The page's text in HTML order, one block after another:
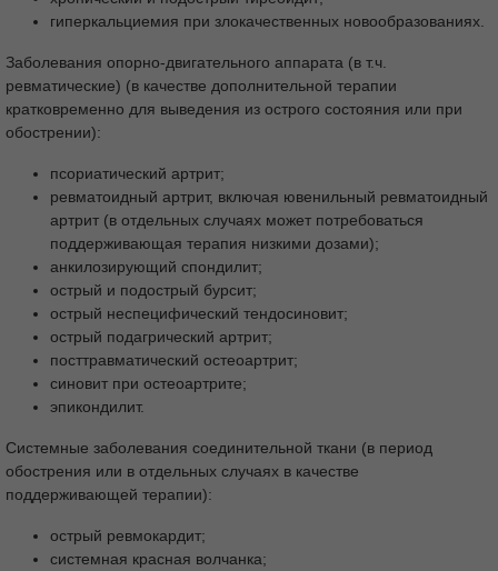
Противопоказания
С осторожностью
Применение при беременности и в период
грудного вскармливания
Способ применения и дозы
АЛЬТЕРНИРУЮЩАЯ ТЕРАПИЯ
Побочное действие
Взаимодействие с другими
лекарственными средствами
Особые указания
Влияние на способность управлять
транспортными средствами, механизмами
Форма выпуска
Хранение
Условия отпуска из аптек
гиперкальциемия при злокачественных новообразованиях.
Заболевания опорно-двигательного аппарата (в т.ч.
ревматические) (в качестве дополнительной терапии
кратковременно для выведения из острого состояния или при
обострении):
псориатический артрит;
ревматоидный артрит, включая ювенильный ревматоидный
артрит (в отдельных случаях может потребоваться
поддерживающая терапия низкими дозами);
анкилозирующий спондилит;
острый и подострый бурсит;
острый неспецифический тендосиновит;
острый подагрический артрит;
посттравматический остеоартрит;
синовит при остеоартрите;
эпикондилит.
Системные заболевания соединительной ткани (в период
обострения или в отдельных случаях в качестве
поддерживающей терапии):
острый ревмокардит;
системная красная волчанка;